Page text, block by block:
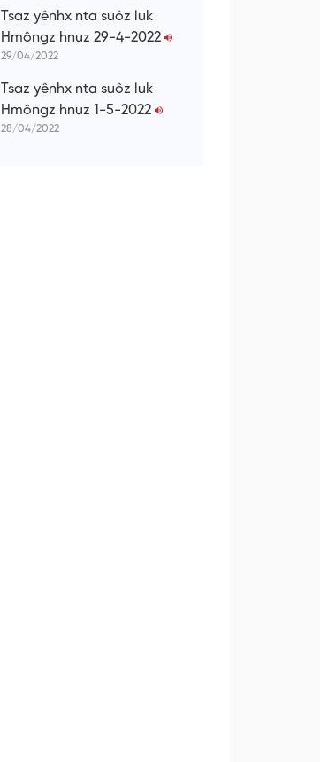
Tsaz yênhx nta suôz luk
Hmôngz hnuz 29-4-2022
29/04/2022
Tsaz yênhx nta suôz luk
Hmôngz hnuz 1-5-2022
28/04/2022